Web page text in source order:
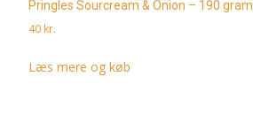
Pringles Sourcream & Onion – 190 gram
40 kr.
Læs mere og køb